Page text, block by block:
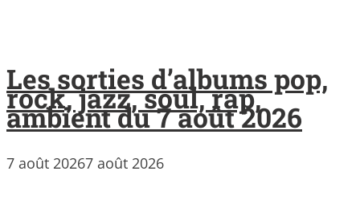
Les sorties d’albums pop,
rock, jazz, soul, rap,
ambient du 7 août 2026
7 août 20267 août 2026